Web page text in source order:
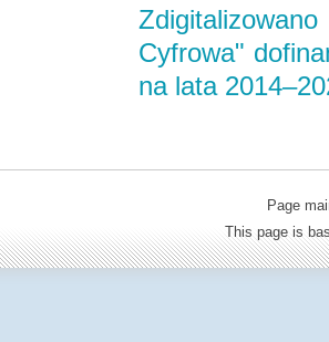
Cyfrowa"
na lata
Page
This page is